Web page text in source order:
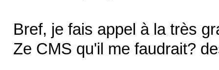
Bref, je fais appel à la très
Ze CMS qu'il me faudrait?